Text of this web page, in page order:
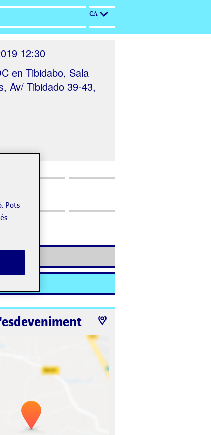
CA
12:30
en Tibidabo, Sala
Av/ Tibidado 39-43,
Pots